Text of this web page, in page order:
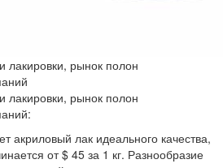
лакировки, рынок полон
лакировки, рынок полон
акриловый лак идеального качества,
от $ 45 за 1 кг. Разнообразие